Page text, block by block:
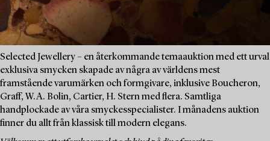
Selected Jewellery – en återkommande temaauktion med ett urval
exklusiva smycken skapade av några av världens mest
framstående varumärken och formgivare, inklusive Boucheron,
Graff, W.A. Bolin, Cartier, H. Stern med flera. Samtliga
handplockade av våra smyckesspecialister. I månadens auktion
finner du allt från klassisk till modern elegans.